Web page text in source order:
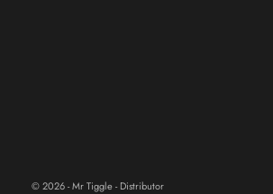
© 2026 - Mr Tiggle - Distributor